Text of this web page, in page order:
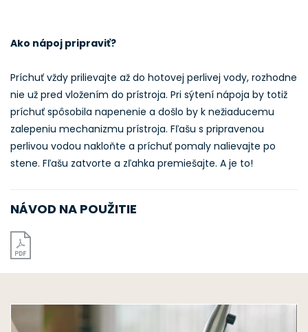
Ako nápoj pripraviť?
Príchuť vždy prilievajte až do hotovej perlivej vody, rozhodne
nie už pred vložením do prístroja. Pri sýtení nápoja by totiž
príchuť spôsobila napenenie a došlo by k nežiaducemu
zalepeniu mechanizmu prístroja. Fľašu s pripravenou
perlivou vodou nakloňte a príchuť pomaly nalievajte po
stene. Fľašu zatvorte a zľahka premiešajte. A je to!
NÁVOD NA POUŽITIE